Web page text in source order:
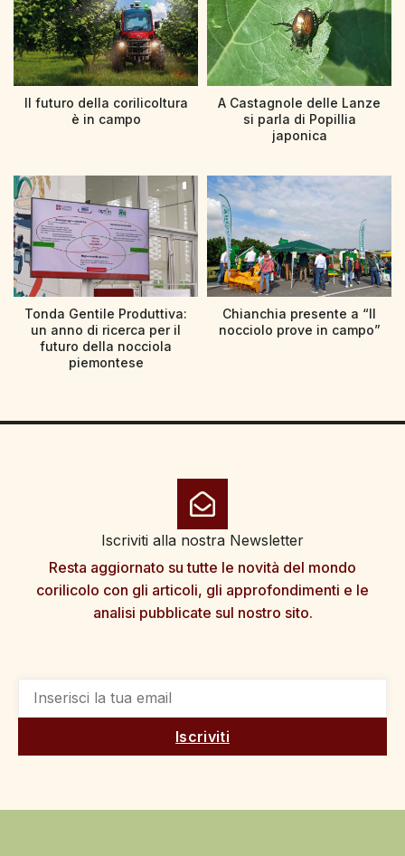
Il futuro della corilicoltura
è in campo
A Castagnole delle Lanze
si parla di Popillia
japonica
Tonda Gentile Produttiva:
un anno di ricerca per il
futuro della nocciola
piemontese
Chianchia presente a “Il
nocciolo prove in campo”
Iscriviti alla nostra Newsletter
Resta aggiornato su tutte le novità del mondo
corilicolo con gli articoli, gli approfondimenti e le
analisi pubblicate sul nostro sito.
Iscriviti